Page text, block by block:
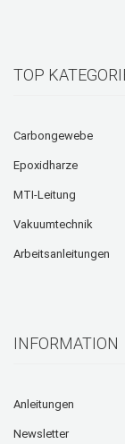
TOP
Carbongewebe
Epoxidharze
MTI-Leitung
Vakuumtechnik
Arbeitsanleitungen
INFORMATION
Anleitungen
Newsletter